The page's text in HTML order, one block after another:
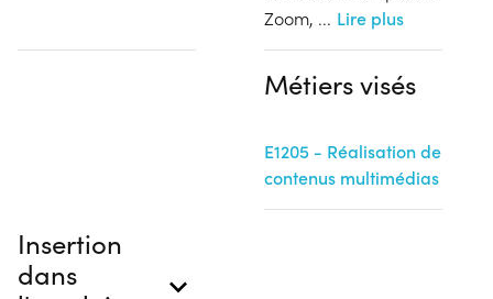
Zoom, ... Lire plus
Métiers visés
E1205 - Réalisation de
contenus multimédias
Insertion
dans